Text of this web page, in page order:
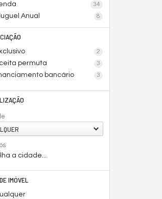
34
Anual 8
2
permuta 3
bancário 3
a cidade...
IMÓVEL